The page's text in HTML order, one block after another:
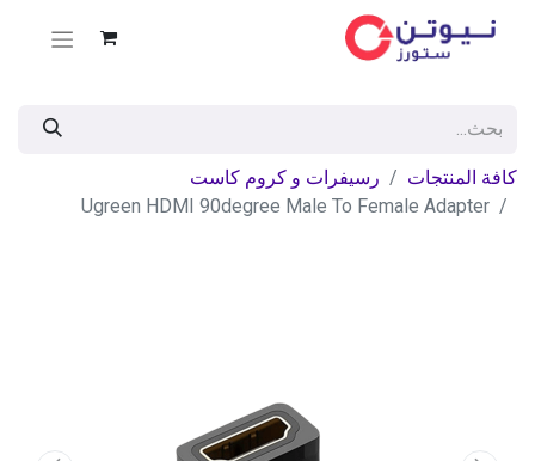
كافة المنتجات
رسيفرات و كروم كاست
Ugreen HDMI 90degree Male To Female Adapter